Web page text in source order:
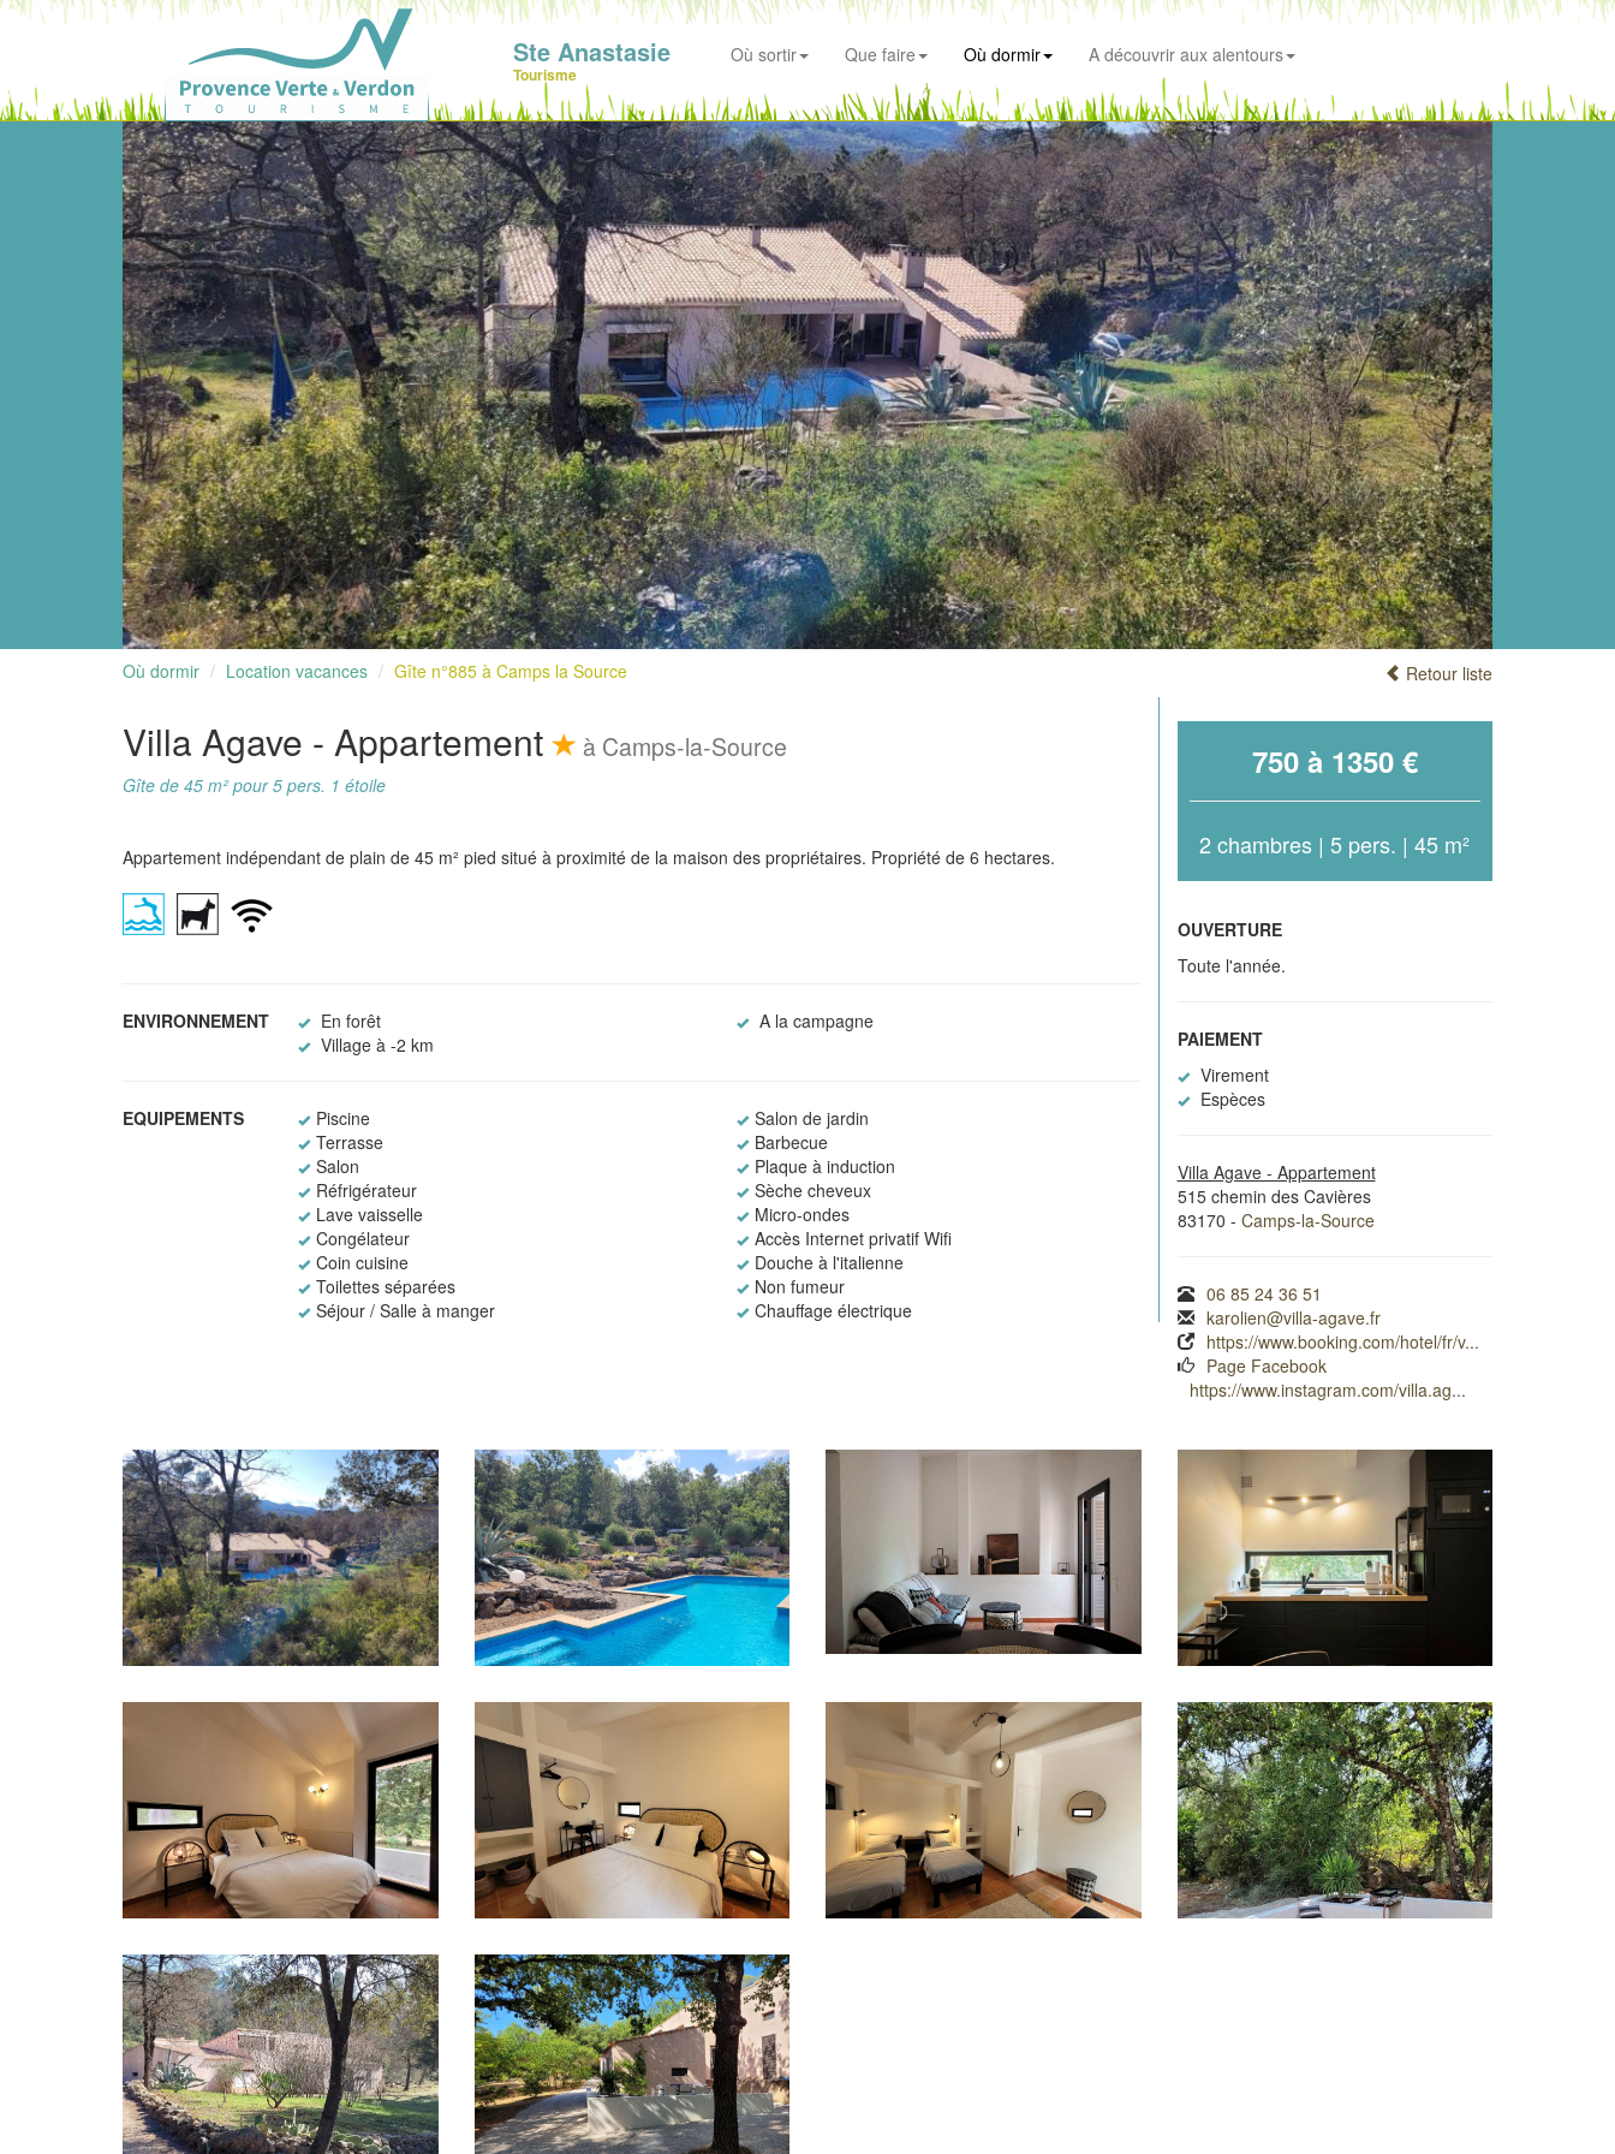
Ste Anastasie
Tourisme
Où sortir Que faire Où dormir A découvrir aux alentours
Où dormir Location vacances Gîte n°885 à Camps la Source Retour liste
Villa Agave - Appartement à Camps-la-Source
Gîte de 45 m² pour 5 pers. 1 étoile
Appartement indépendant de plain de 45 m² pied situé à proximité de la maison des propriétaires. Propriété de 6 hectares.
ENVIRONNEMENT En forêt
A la campagne
Village à -2 km
EQUIPEMENTS Piscine
Salon de jardin
Terrasse
Barbecue
Salon
Plaque à induction
Réfrigérateur
Sèche cheveux
Lave vaisselle
Micro-ondes
Congélateur
Accès Internet privatif Wifi
Coin cuisine
Douche à l'italienne
Toilettes séparées
Non fumeur
Séjour / Salle à manger
Chauffage électrique
750 à 1350 €
2 chambres | 5 pers. | 45 m²
OUVERTURE
Toute l'année.
PAIEMENT
Virement
Espèces
Villa Agave - Appartement
515 chemin des Cavières
83170 - Camps-la-Source
06 85 24 36 51
karolien@villa-agave.fr
https://www.booking.com/hotel/fr/v...
Page Facebook
https://www.instagram.com/villa.ag...